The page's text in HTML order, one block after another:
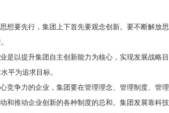
要先行，集团上下首先要观念创新。要不断解放思
以提升集团自主创新能力为核心，实现发展战略
平为追求目标。
争力的企业，集团要在管理理念、管理制度、管理
推动企业创新的各种制度的总和。集团发展靠科技